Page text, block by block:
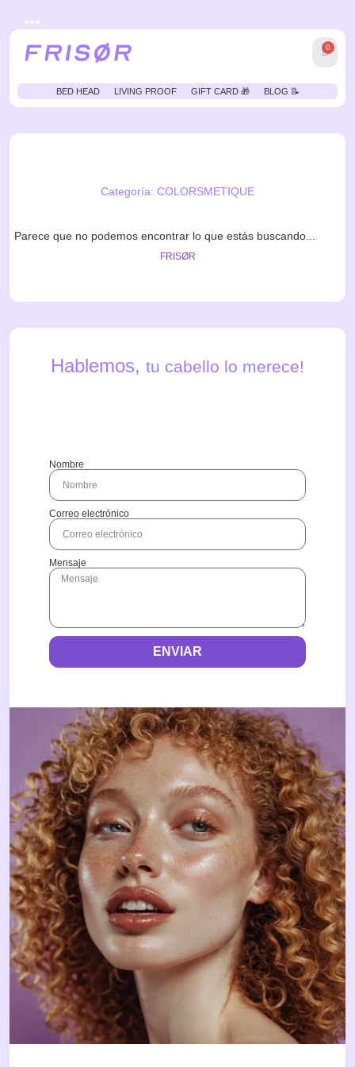
●●●
0
BED HEAD LIVING PROOF GIFT CARD 🎁 BLOG 📝
Categoría: COLORSMETIQUE
Parece que no podemos encontrar lo que estás buscando...
FRISØR
Hablemos, tu cabello lo merece!
Nombre
Correo electrónico
Mensaje
ENVIAR